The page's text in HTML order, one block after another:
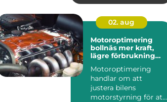
02. aug
Motoroptimering
bollnäs mer kraft,
lägre förbrukning
Motoroptimering
handlar om att
justera bilens
motorstyrning för att